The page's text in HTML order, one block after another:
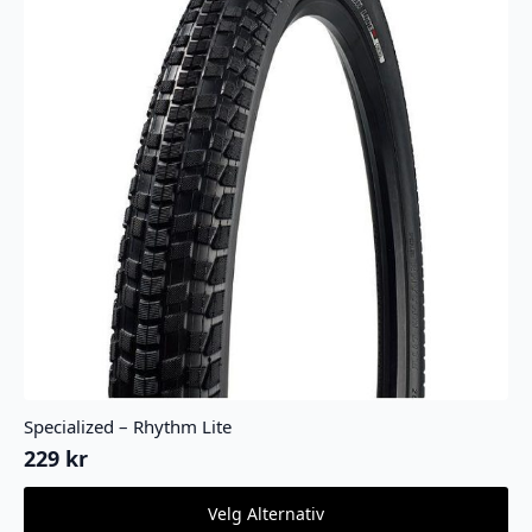
Specialized – Rhythm Lite
229 kr
Velg Alternativ
Dette